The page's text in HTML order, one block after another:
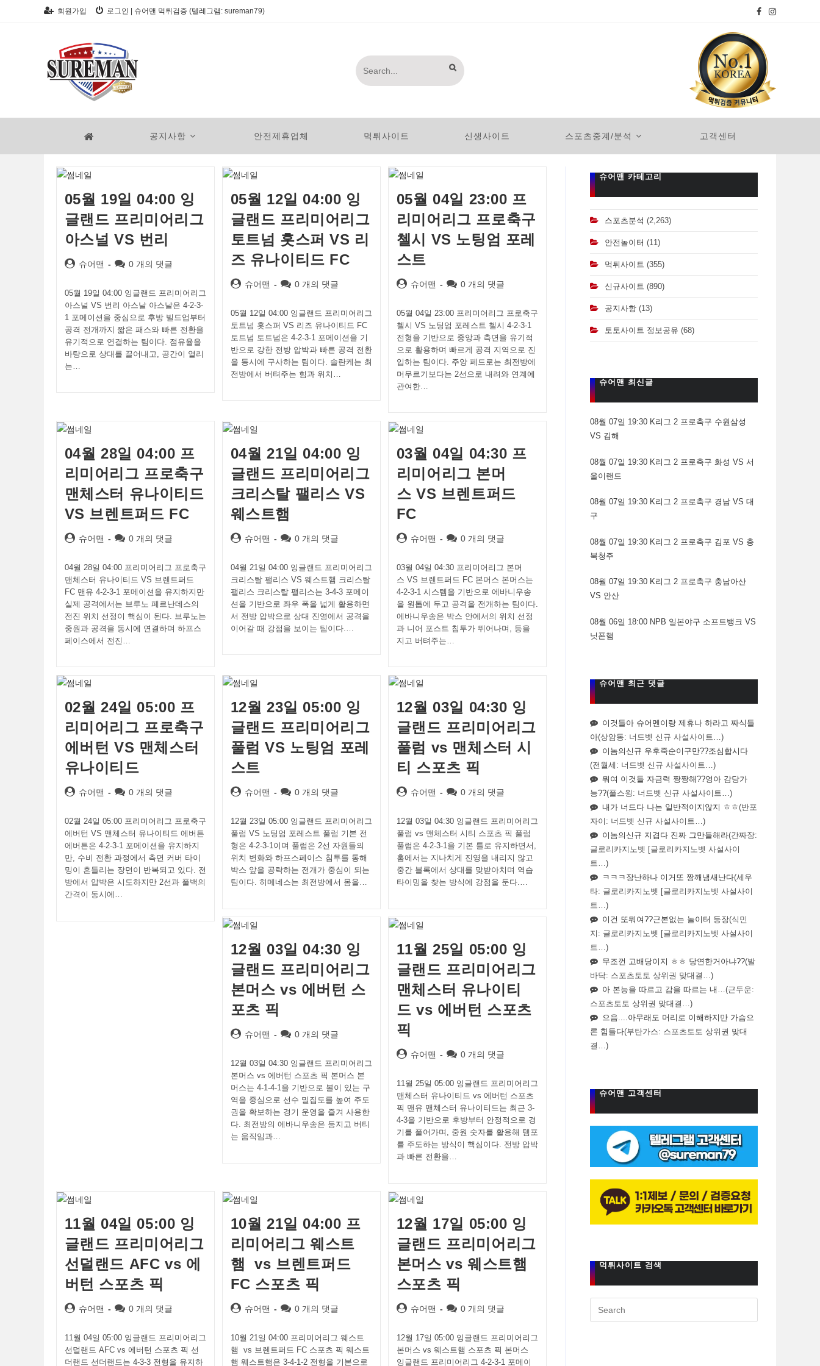
회원가입 로그인 슈어맨 먹튀검증 (텔레그램: sureman79)
Search
website
SUBMIT
공지사항 안전제휴업체 먹튀사이트 신생사이트 스포츠중계/분석 고객센터
05월 19일 04:00 잉
글랜드 프리미어리그
아스널 VS 번리
Post슈어맨
Post0 개의 댓글
05월 19일 04:00 잉글랜드 프리미어리그
아스널 VS 번리 아스날 아스날은 4-2-3-
1 포메이션을 중심으로 후방 빌드업부터
공격 전개까지 짧은 패스와 빠른 전환을
유기적으로 연결하는 팀이다. 점유율을
바탕으로 상대를 끌어내고, 공간이 열리
는…
05월 12일 04:00 잉
글랜드 프리미어리그
토트넘 홋스퍼 VS 리
즈 유나이티드 FC
Post슈어맨
Post0 개의 댓글
05월 12일 04:00 잉글랜드 프리미어리그
토트넘 홋스퍼 VS 리즈 유나이티드 FC
토트넘 토트넘은 4-2-3-1 포메이션을 기
반으로 강한 전방 압박과 빠른 공격 전환
을 동시에 구사하는 팀이다. 솔란케는 최
전방에서 버텨주는 힘과 위치…
05월 04일 23:00 프
리미어리그 프로축구
첼시 VS 노팅엄 포레
스트
Post슈어맨
Post0 개의 댓글
05월 04일 23:00 프리미어리그 프로축구
첼시 VS 노팅엄 포레스트 첼시 4-2-3-1
전형을 기반으로 중앙과 측면을 유기적
으로 활용하며 빠르게 공격 지역으로 진
입하는 팀이다. 주앙 페드로는 최전방에
머무르기보다는 2선으로 내려와 연계에
관여한…
04월 28일 04:00 프
리미어리그 프로축구
맨체스터 유나이티드
VS 브렌트퍼드 FC
Post슈어맨
Post0 개의 댓글
04월 28일 04:00 프리미어리그 프로축구
맨체스터 유나이티드 VS 브렌트퍼드
FC 맨유 4-2-3-1 포메이션을 유지하지만
실제 공격에서는 브루노 페르난데스의
전진 위치 선정이 핵심이 된다. 브루노는
중원과 공격을 동시에 연결하며 하프스
페이스에서 전진…
04월 21일 04:00 잉
글랜드 프리미어리그
크리스탈 팰리스 VS
웨스트햄
Post슈어맨
Post0 개의 댓글
04월 21일 04:00 잉글랜드 프리미어리그
크리스탈 팰리스 VS 웨스트햄 크리스탈
팰리스 크리스탈 팰리스는 3-4-3 포메이
션을 기반으로 좌우 폭을 넓게 활용하면
서 전방 압박으로 상대 진영에서 공격을
이어갈 때 강점을 보이는 팀이다.…
03월 04일 04:30 프
리미어리그 본머
스 VS 브렌트퍼드
FC
Post슈어맨
Post0 개의 댓글
03월 04일 04:30 프리미어리그 본머
스 VS 브렌트퍼드 FC 본머스 본머스는
4-2-3-1 시스템을 기반으로 에바니우송
을 원톱에 두고 공격을 전개하는 팀이다.
에바니우송은 박스 안에서의 위치 선정
과 니어 포스트 침투가 뛰어나며, 등을
지고 버텨주는…
02월 24일 05:00 프
리미어리그 프로축구
에버턴 VS 맨체스터
유나이티드
Post슈어맨
Post0 개의 댓글
02월 24일 05:00 프리미어리그 프로축구
에버턴 VS 맨체스터 유나이티드 에버튼
에버튼은 4-2-3-1 포메이션을 유지하지
만, 수비 전환 과정에서 측면 커버 타이
밍이 흔들리는 장면이 반복되고 있다. 전
방에서 압박은 시도하지만 2선과 풀백의
간격이 동시에…
12월 23일 05:00 잉
글랜드 프리미어리그
풀럼 VS 노팅엄 포레
스트
Post슈어맨
Post0 개의 댓글
12월 23일 05:00 잉글랜드 프리미어리그
풀럼 VS 노팅엄 포레스트 풀럼 기본 전
형은 4-2-3-1이며 풀럼은 2선 자원들의
위치 변화와 하프스페이스 침투를 통해
박스 앞을 공략하는 전개가 중심이 되는
팀이다. 히메네스는 최전방에서 몸을…
12월 03일 04:30 잉
글랜드 프리미어리그
풀럼 vs 맨체스터 시
티 스포츠 픽
Post슈어맨
Post0 개의 댓글
12월 03일 04:30 잉글랜드 프리미어리그
풀럼 vs 맨체스터 시티 스포츠 픽 풀럼
풀럼은 4-2-3-1을 기본 틀로 유지하면서,
홈에서는 지나치게 진영을 내리지 않고
중간 블록에서 상대를 맞받아치며 역습
타이밍을 찾는 방식에 강점을 둔다.…
12월 03일 04:30 잉
글랜드 프리미어리그
본머스 vs 에버턴 스
포츠 픽
Post슈어맨
Post0 개의 댓글
12월 03일 04:30 잉글랜드 프리미어리그
본머스 vs 에버턴 스포츠 픽 본머스 본
머스는 4-1-4-1을 기반으로 볼이 있는 구
역을 중심으로 선수 밀집도를 높여 주도
권을 확보하는 경기 운영을 즐겨 사용한
다. 최전방의 에바니우송은 등지고 버티
는 움직임과…
11월 25일 05:00 잉
글랜드 프리미어리그
맨체스터 유나이티
드 vs 에버턴 스포츠
픽
Post슈어맨
Post0 개의 댓글
11월 25일 05:00 잉글랜드 프리미어리그
맨체스터 유나이티드 vs 에버턴 스포츠
픽 맨유 맨체스터 유나이티드는 최근 3-
4-3을 기반으로 후방부터 안정적으로 경
기를 풀어가며, 중원 숫자를 활용해 템포
를 주도하는 방식이 핵심이다. 전방 압박
과 빠른 전환을…
11월 04일 05:00 잉
글랜드 프리미어리그
선덜랜드 AFC vs 에
버턴 스포츠 픽
Post슈어맨
Post0 개의 댓글
11월 04일 05:00 잉글랜드 프리미어리그
선덜랜드 AFC vs 에버턴 스포츠 픽 선
더랜드 선더랜드는 4-3-3 전형을 유지하
10월 21일 04:00 프
리미어리그 웨스트
햄 vs 브렌트퍼드
FC 스포츠 픽
Post슈어맨
Post0 개의 댓글
10월 21일 04:00 프리미어리그 웨스트
햄 vs 브렌트퍼드 FC 스포츠 픽 웨스트
햄 웨스트햄은 3-4-1-2 전형을 기본으로
12월 17일 05:00 잉
글랜드 프리미어리그
본머스 vs 웨스트햄
스포츠 픽
Post슈어맨
Post0 개의 댓글
12월 17일 05:00 잉글랜드 프리미어리그
본머스 vs 웨스트햄 스포츠 픽 본머스
잉글랜드 프리미어리그 4-2-3-1 포메이
슈어맨 카테고리
스포츠분석 (2,263)
안전놀이터 (11)
먹튀사이트 (355)
신규사이트 (890)
공지사항 (13)
토토사이트 정보공유 (68)
슈어맨 최신글
08월 07일 19:30 K리그 2 프로축구 수원삼성
VS 김해
08월 07일 19:30 K리그 2 프로축구 화성 VS 서
울이랜드
08월 07일 19:30 K리그 2 프로축구 경남 VS 대
구
08월 07일 19:30 K리그 2 프로축구 김포 VS 충
북청주
08월 07일 19:30 K리그 2 프로축구 충남아산
VS 안산
08월 06일 18:00 NPB 일본야구 소프트뱅크 VS
닛폰햄
슈어맨 최근 댓글
이것들아 슈어멘이랑 제휴나 하라고 짜식들
아(상암동: 너드벳 신규 사설사이트…)
이놈의신규 우후죽순이구만??조심합시다
(전월세: 너드벳 신규 사설사이트…)
뭐여 이것들 자금력 짱짱해??엉아 감당가
능??(풀스윙: 너드벳 신규 사설사이트…)
내가 너드다 나는 일반적이지않지 ㅎㅎ(반포
자이: 너드벳 신규 사설사이트…)
이놈의신규 지겹다 진짜 그만들해라(간짜장:
글로리카지노벳 [글로리카지노벳 사설사이
트…)
ㅋㅋㅋ장난하나 이거또 짱깨냄새난다(세우
타: 글로리카지노벳 [글로리카지노벳 사설사이
트…)
이건 또뭐여??근본없는 놀이터 등장(식민
지: 글로리카지노벳 [글로리카지노벳 사설사이
트…)
무조껀 고배당이지 ㅎㅎ 당연한거아냐??(발
바닥: 스포츠토토 상위권 맞대결…)
아 본능을 따르고 감을 따르는 내…(근두운:
스포츠토토 상위권 맞대결…)
으음....아무래도 머리로 이해하지만 가슴으
론 힘들다(부탄가스: 스포츠토토 상위권 맞대
결…)
슈어맨 고객센터
먹튀사이트 검색
Escape